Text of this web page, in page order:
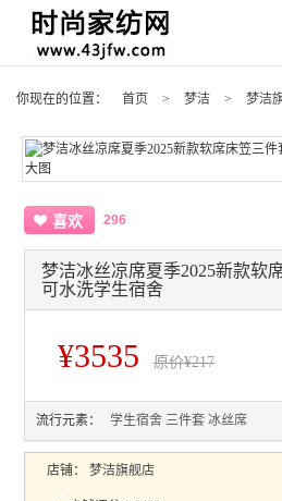
你现在的位置： 首页 > 梦洁 > 梦洁
喜欢 296
梦洁冰丝凉席夏季2025新款软
可水洗学生宿舍
¥3535 原价¥217
流行元素： 学生宿舍 三件套 冰丝席
店铺： 梦洁旗舰店